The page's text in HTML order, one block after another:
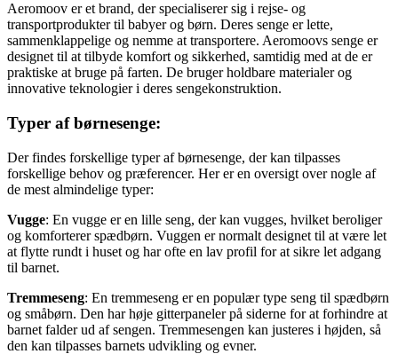
Aeromoov er et brand, der specialiserer sig i rejse- og
transportprodukter til babyer og børn. Deres senge er lette,
sammenklappelige og nemme at transportere. Aeromoovs senge er
designet til at tilbyde komfort og sikkerhed, samtidig med at de er
praktiske at bruge på farten. De bruger holdbare materialer og
innovative teknologier i deres sengekonstruktion.
Typer af børnesenge:
Der findes forskellige typer af børnesenge, der kan tilpasses
forskellige behov og præferencer. Her er en oversigt over nogle af
de mest almindelige typer:
Vugge: En vugge er en lille seng, der kan vugges, hvilket beroliger
og komforterer spædbørn. Vuggen er normalt designet til at være let
at flytte rundt i huset og har ofte en lav profil for at sikre let adgang
til barnet.
Tremmeseng: En tremmeseng er en populær type seng til spædbørn
og småbørn. Den har høje gitterpaneler på siderne for at forhindre at
barnet falder ud af sengen. Tremmesengen kan justeres i højden, så
den kan tilpasses barnets udvikling og evner.